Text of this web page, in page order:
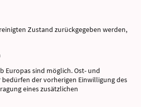
Zustand zurückgegeben werden,
Europas sind möglich. Ost- und
der vorherigen Einwilligung des
eines zusätzlichen